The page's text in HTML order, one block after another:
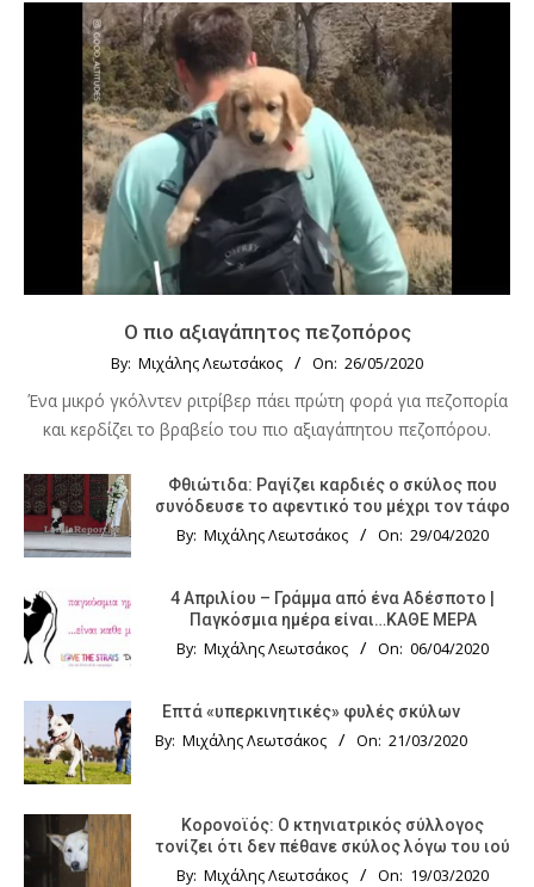
Ο πιο αξιαγάπητος πεζοπόρος
By: Μιχάλης Λεωτσάκος On: 26/05/2020
Ένα μικρό γκόλντεν ριτρίβερ πάει πρώτη φορά για πεζοπορία
και κερδίζει το βραβείο του πιο αξιαγάπητου πεζοπόρου.
Φθιώτιδα: Ραγίζει καρδιές ο σκύλος που
συνόδευσε το αφεντικό του μέχρι τον τάφο
By: Μιχάλης Λεωτσάκος On: 29/04/2020
4 Απριλίου – Γράμμα από ένα Αδέσποτο |
Παγκόσμια ημέρα είναι…ΚΑΘΕ ΜΕΡΑ
By: Μιχάλης Λεωτσάκος On: 06/04/2020
Επτά «υπερκινητικές» φυλές σκύλων
By: Μιχάλης Λεωτσάκος On: 21/03/2020
Κορονοϊός: Ο κτηνιατρικός σύλλογος
τονίζει ότι δεν πέθανε σκύλος λόγω του ιού
By: Μιχάλης Λεωτσάκος On: 19/03/2020